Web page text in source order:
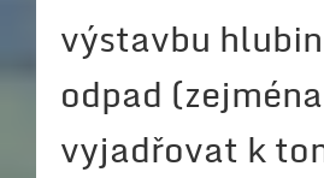
výstavbu
odpad
vyjadřovat k